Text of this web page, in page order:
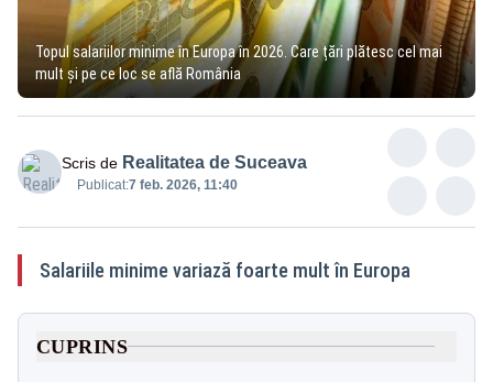
Topul salariilor minime în Europa în 2026. Care țări plătesc cel mai
mult și pe ce loc se află România
Scris de Realitatea de Suceava
Publicat:7 feb. 2026, 11:40
Salariile minime variază foarte mult în Europa
CUPRINS